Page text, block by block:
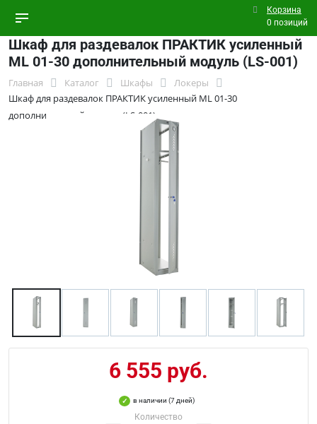
Корзина
0 позиций
Шкаф для раздевалок ПРАКТИК усиленный
ML 01-30 дополнительный модуль (LS-001)
Главная Каталог Шкафы
Локеры
Шкаф для раздевалок ПРАКТИК усиленный ML 01-30
дополнительный модуль (LS-001)
6 555 руб.
в наличии (7 дней)
Количество